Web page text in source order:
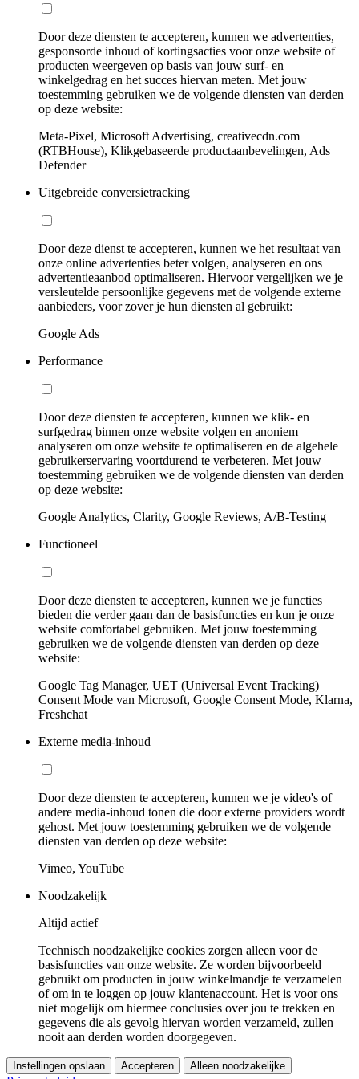
Door deze diensten te accepteren, kunnen we advertenties,
gesponsorde inhoud of kortingsacties voor onze website of
producten weergeven op basis van jouw surf- en
winkelgedrag en het succes hiervan meten. Met jouw
toestemming gebruiken we de volgende diensten van derden
op deze website:
Meta-Pixel, Microsoft Advertising, creativecdn.com
(RTBHouse), Klikgebaseerde productaanbevelingen, Ads
Defender
Uitgebreide conversietracking
Door deze dienst te accepteren, kunnen we het resultaat van
onze online advertenties beter volgen, analyseren en ons
advertentieaanbod optimaliseren. Hiervoor vergelijken we je
versleutelde persoonlijke gegevens met de volgende externe
aanbieders, voor zover je hun diensten al gebruikt:
Google Ads
Performance
Door deze diensten te accepteren, kunnen we klik- en
surfgedrag binnen onze website volgen en anoniem
analyseren om onze website te optimaliseren en de algehele
gebruikerservaring voortdurend te verbeteren. Met jouw
toestemming gebruiken we de volgende diensten van derden
op deze website:
Google Analytics, Clarity, Google Reviews, A/B-Testing
Functioneel
Door deze diensten te accepteren, kunnen we je functies
bieden die verder gaan dan de basisfuncties en kun je onze
website comfortabel gebruiken. Met jouw toestemming
gebruiken we de volgende diensten van derden op deze
website:
Google Tag Manager, UET (Universal Event Tracking)
Consent Mode van Microsoft, Google Consent Mode, Klarna,
Freshchat
Externe media-inhoud
Door deze diensten te accepteren, kunnen we je video's of
andere media-inhoud tonen die door externe providers wordt
gehost. Met jouw toestemming gebruiken we de volgende
diensten van derden op deze website:
Vimeo, YouTube
Noodzakelijk
Altijd actief
Technisch noodzakelijke cookies zorgen alleen voor de
basisfuncties van onze website. Ze worden bijvoorbeeld
gebruikt om producten in jouw winkelmandje te verzamelen
of om in te loggen op jouw klantenaccount. Het is voor ons
niet mogelijk om hiermee conclusies over jou te trekken en
gegevens die als gevolg hiervan worden verzameld, zullen
nooit aan derden worden doorgegeven.
Instellingen opslaan Accepteren Alleen noodzakelijke